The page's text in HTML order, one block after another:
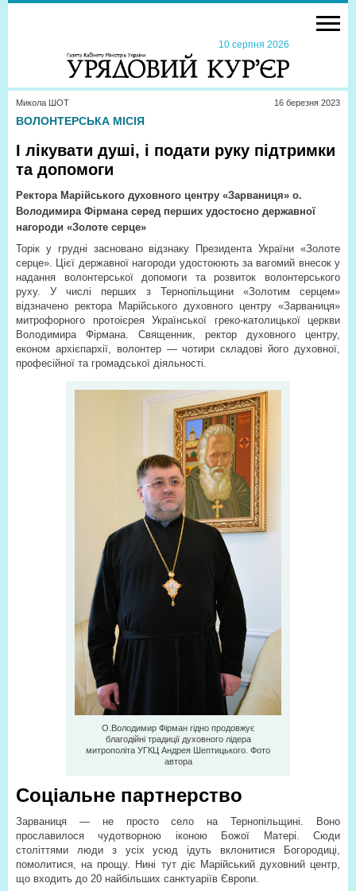
10 серпня 2026
Микола ШОТ 16 березня 2023
ВОЛОНТЕРСЬКА МІСІЯ
І лікувати душі, і подати руку підтримки
та допомоги
Ректора Марійського духовного центру «Зарваниця» о.
Володимира Фірмана серед перших удостоєно державної
нагороди «Золоте серце»
Торік у грудні засновано відзнаку Президента України «Золоте
серце». Цієї державної нагороди удостоюють за вагомий внесок у
надання волонтерської допомоги та розвиток волонтерського
руху. У числі перших з Тернопільщини «Золотим серцем»
відзначено ректора Марійського духовного центру «Зарваниця»
митрофорного протоієрея Української греко-католицької церкви
Володимира Фірмана. Священник, ректор духовного центру,
економ архієпархії, волонтер — чотири складові його духовної,
професійної та громадської діяльності.
О.Володимир Фірман гідно продовжує
благодійні традиції духовного лідера
митрополіта УГКЦ Андрея Шептицького. Фото
автора
Соціальне партнерство
Зарваниця — не просто село на Тернопільщині. Воно
прославилося чудотворною іконою Божої Матері. Сюди
століттями люди з усіх усюд ідуть вклонитися Богородиці,
помолитися, на прощу. Нині тут діє Марійський духовний центр,
що входить до 20 найбільших санктуаріїв Європи.